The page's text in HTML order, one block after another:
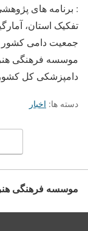
: برنامه های
تفکیک استان،
جمعیت دامی کشور
موسسه فرهنگی
دامپزشکی کل
دسته ها: اخبار
موسسه فرهنگی